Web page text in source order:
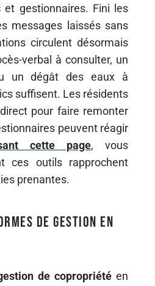
et gestionnaires. Fini les
messages laissés sans
circulent désormais
verbal à consulter, un
un dégât des eaux à
suffisent. Les résidents
pour faire remonter
peuvent réagir
cette page, vous
ces outils rapprochent
prenantes.
de gestion en
de copropriété en